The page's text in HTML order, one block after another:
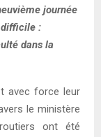
journée
difficile :
dans la
avec force leur
le ministère
ont été